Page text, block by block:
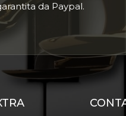
da Paypal.